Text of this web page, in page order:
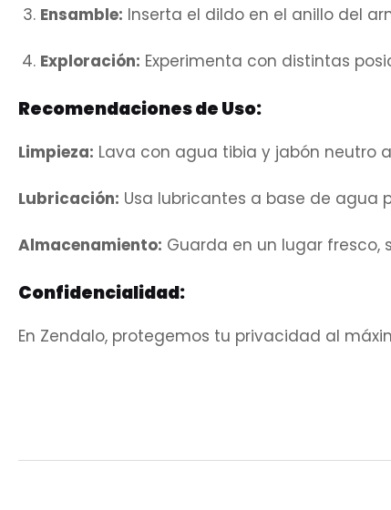
Ensamble: Inserta el dildo en el anillo del
Exploración: Experimenta con distintas
Recomendaciones de Uso:
Limpieza: Lava con agua tibia y jabón neutro
Lubricación: Usa lubricantes a base de agua
Almacenamiento: Guarda en un lugar fresco,
Confidencialidad:
En Zendalo, protegemos tu privacidad al